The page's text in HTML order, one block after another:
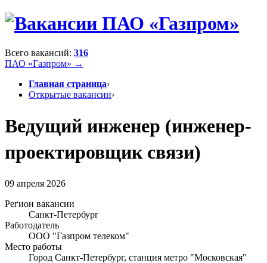
Всего вакансий: 316
ПАО «Газпром» →
Главная страница›
Открытые вакансии›
Ведущий инженер (инженер-
проектировщик связи)
09 апреля 2026
Регион вакансии
Санкт-Петербург
Работодатель
ООО "Газпром телеком"
Место работы
Город Санкт-Петербург, станция метро "Московская"